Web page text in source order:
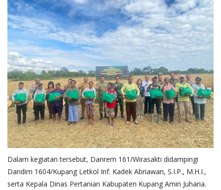
Dalam kegiatan tersebut, Danrem 161/Wirasakti didampingi
Dandim 1604/Kupang Letkol Inf. Kadek Abriawan, S.I.P., M.H.I.,
serta Kepala Dinas Pertanian Kabupaten Kupang Amin Juharia.